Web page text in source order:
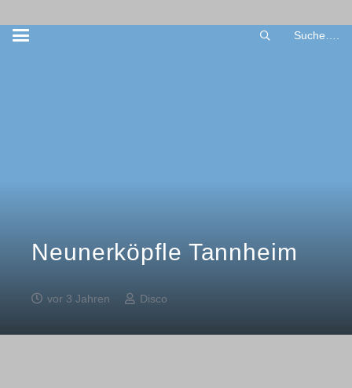
Suche….
Neunerköpfle Tannheim
vor 3 Jahren Disco